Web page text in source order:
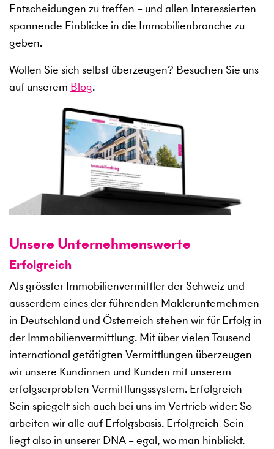
Entscheidungen zu treffen – und allen Interessierten
spannende Einblicke in die Immobilienbranche zu
geben.
Wollen Sie sich selbst überzeugen? Besuchen Sie uns
auf unserem Blog.
Unsere Unternehmenswerte
Erfolgreich
Als grösster Immobilienvermittler der Schweiz und
ausserdem eines der führenden Maklerunternehmen
in Deutschland und Österreich stehen wir für Erfolg in
der Immobilienvermittlung. Mit über vielen Tausend
international getätigten Vermittlungen überzeugen
wir unsere Kundinnen und Kunden mit unserem
erfolgserprobten Vermittlungssystem. Erfolgreich-
Sein spiegelt sich auch bei uns im Vertrieb wider: So
arbeiten wir alle auf Erfolgsbasis. Erfolgreich-Sein
liegt also in unserer DNA – egal, wo man hinblickt.